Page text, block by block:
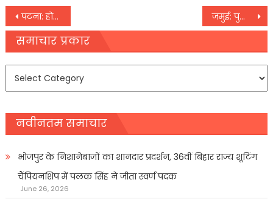
Post
navigation
पटना: होम आइसोलेशन वालों को भी मिले ऑक्सीजन : हाईकोर्ट जमुई: पुलिस और एसएसबी की संयुक्त कार्रवाई में जंगल से जंग लगी 700 राउंड गोली बरामद
समाचार प्रकार
नवीनतम समाचार
भोजपुर के निशानेबाजों का शानदार प्रदर्शन, 36वीं बिहार राज्य शूटिंग
चैंपियनशिप में पलक सिंह ने जीता स्वर्ण पदक
June 26, 2026